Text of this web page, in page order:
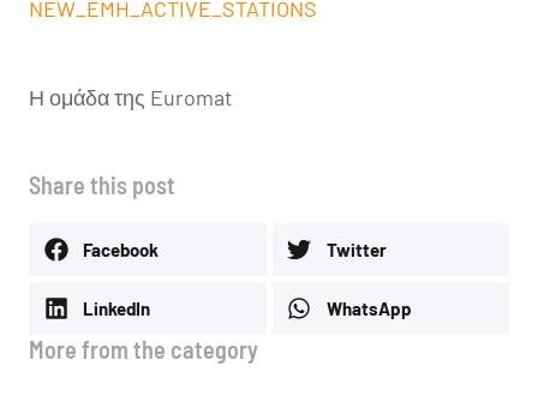
NEW_EMH_ACTIVE_STATIONS
Η ομάδα της Euromat
Share this post
Facebook Twitter
LinkedIn WhatsApp
More from the category